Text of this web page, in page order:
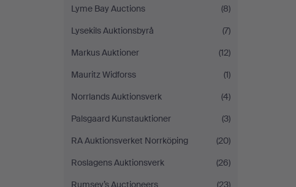
Lyme Bay Auctions
(8)
Lysekils Auktionsbyrå
(7)
Markus Auktioner
(12)
Mauritz Widforss
(1)
Norrlands Auktionsverk
(4)
Palsgaard Kunstauktioner
(3)
RA Auktionsverket Norrköping
(20)
Roslagens Auktionsverk
(26)
Rumsey’s Auctioneers
(23)